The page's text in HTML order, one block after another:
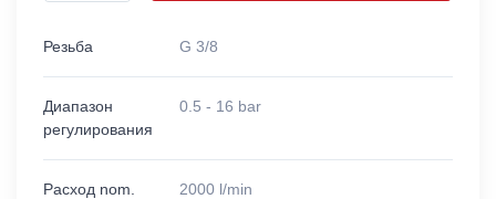
Резьба G 3/8
Диапазон
регулирования
0.5 - 16 bar
Расход nom. 2000 l/min